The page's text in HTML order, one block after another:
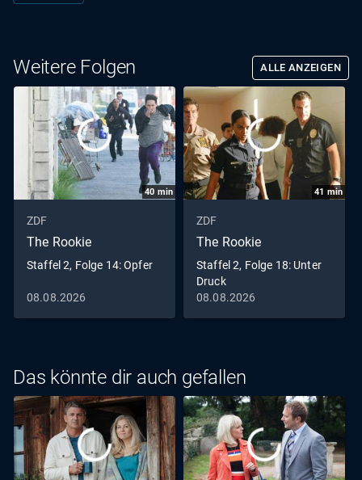
Weitere Folgen ALLE ANZEIGEN
40 min
ZDF
The Rookie
Staffel 2, Folge 14: Opfer
08.08.2026
41 min
ZDF
The Rookie
Staffel 2, Folge 18: Unter
Druck
08.08.2026
Das könnte dir auch gefallen